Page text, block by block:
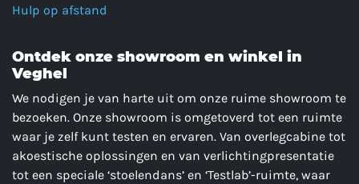
Hulp op afstand
Ontdek onze showroom en winkel in
Veghel
We nodigen je van harte uit om onze ruime showroom te
bezoeken. Onze showroom is omgetoverd tot een ruimte
waar je zelf kunt testen en ervaren. Van overlegcabine tot
akoestische oplossingen en van verlichtingpresentatie
tot een speciale ‘stoelendans’ en ‘Testlab’-ruimte, waar